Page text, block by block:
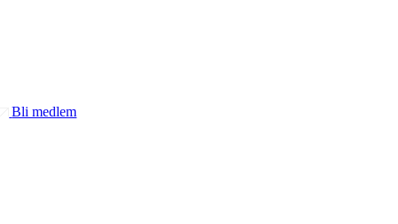
Bli medlem